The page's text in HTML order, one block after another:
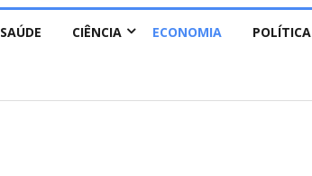
SAÚDE CIÊNCIA ECONOMIA POLÍTICA